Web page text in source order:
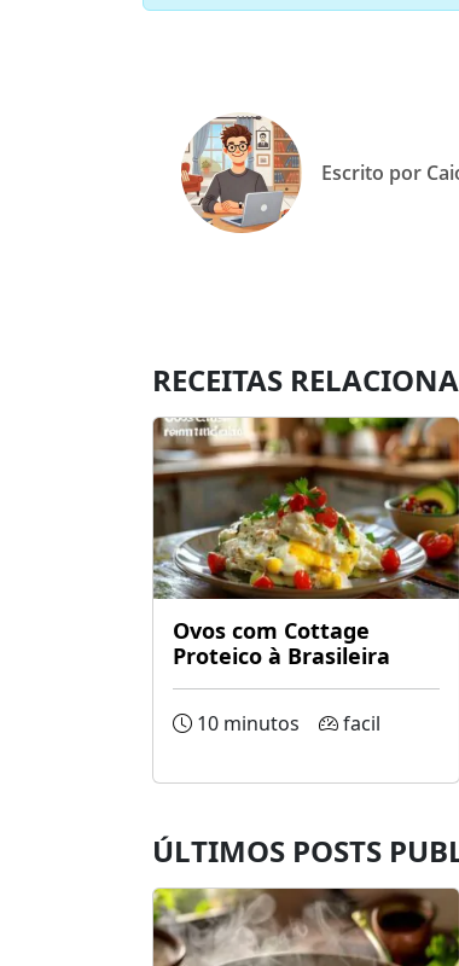
Escrito por
RECEITAS
Ovos com Cottage
Proteico à Brasileira
10 minutos facil
ÚLTIMOS POSTS